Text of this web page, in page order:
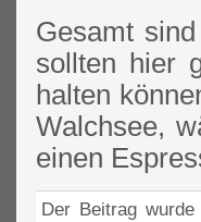
Gesamt
sollten hier
halten
Walchsee,
einen
Der Beitrag